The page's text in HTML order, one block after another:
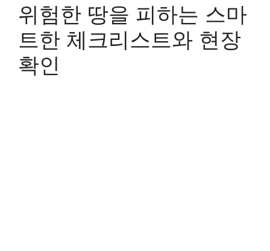
위험한 땅을 피하는 스마
트한 체크리스트와 현장
확인